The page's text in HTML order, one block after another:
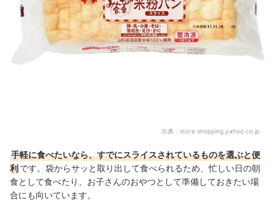
出典： store.shopping.yahoo.co.jp
手軽に食べたいなら、すでにスライスされているものを選ぶと便
利です。袋からサッと取り出して食べられるため、忙しい日の朝
食として食べたり、お子さんのおやつとして準備しておきたい場
合にも向いています。